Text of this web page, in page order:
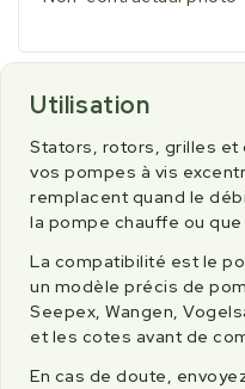
Utilisation
Stators, rotors, grilles et
vos pompes à vis
remplacent quand le
la pompe chauffe ou
La compatibilité est le
un modèle précis de
Seepex, Wangen,
et les cotes avant de
En cas de doute,